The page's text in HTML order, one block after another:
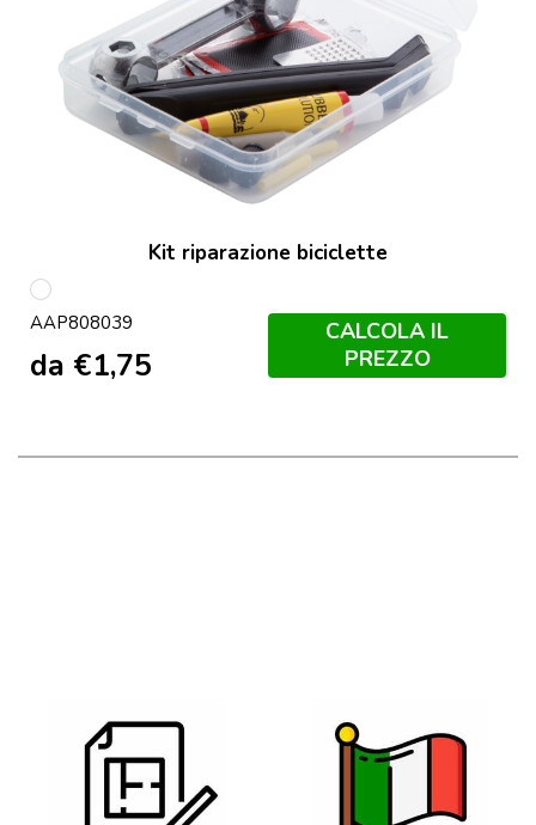
Kit riparazione biciclette
multicolore
AAP808039
da €1,75
CALCOLA IL
PREZZO